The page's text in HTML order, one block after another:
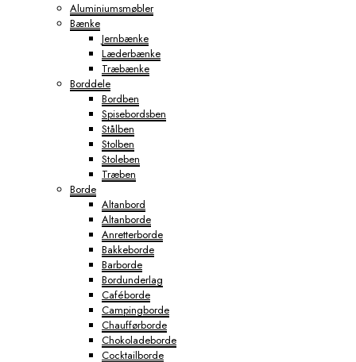
Aluminiumsmøbler
Bænke
Jernbænke
Læderbænke
Træbænke
Borddele
Bordben
Spisebordsben
Stålben
Stolben
Stoleben
Træben
Borde
Altanbord
Altanborde
Anretterborde
Bakkeborde
Barborde
Bordunderlag
Caféborde
Campingborde
Chaufførborde
Chokoladeborde
Cocktailborde